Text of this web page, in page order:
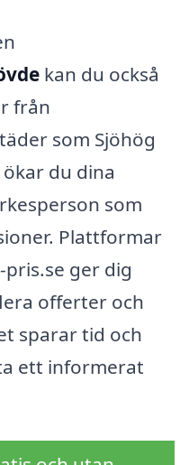
kan du också
från
som Sjöhög
ökar du dina
som
Plattformar
ger dig
offerter och
sparar tid och
ett informerat